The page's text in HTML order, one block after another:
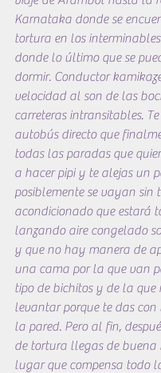
Karnataka donde se
tortura en los interminables
donde lo último que se
dormir. Conductor
velocidad al son de las
carreteras intransitables.
autobús directo que
todas las paradas que
a hacer pipi y te alejas un
posiblemente se vayan sin
acondicionado que estará
lanzando aire congelado
y que no hay manera de
una cama por la que van
tipo de bichitos y de la que
levantar porque te das con
la pared. Pero al fin,
de tortura llegas de
lugar que compensa todo